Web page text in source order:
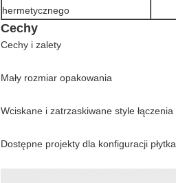
hermetycznego
Cechy
Cechy i zalety
Mały rozmiar opakowania
Wciskane i zatrzaskiwane style
Dostępne projekty dla konfiguracji